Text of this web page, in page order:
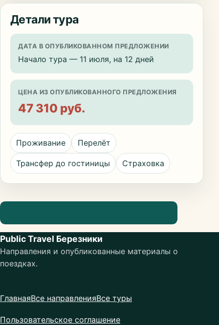
Детали тура
ДАТА В ОПУБЛИКОВАННОМ ПРЕДЛОЖЕНИИ
Начало тура — 11 июля, на 12 дней
ЦЕНА ИЗ ОПУБЛИКОВАННОГО ПРЕДЛОЖЕНИЯ
47 310 руб.
Проживание Перелёт
Трансфер до гостиницы Страховка
Public Travel Березники
Направления и опубликованные материалы о
поездках.
ГлавнаяВсе направленияВсе туры
Пользовательское соглашение